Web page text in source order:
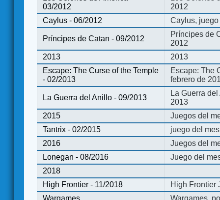
03/2012
2012
Caylus - 06/2012
Caylus,
Príncipes de Catan - 09/2012
Príncipes de
2012
2013
2013
Escape: The Curse of the Temple
- 02/2013
Escape: The
febrero de
La Guerra del Anillo - 09/2013
La Guerra
2013
2015
Juegos del
Tantrix - 02/2015
juego del
2016
Juegos del
Lonegan - 08/2016
Juego del
2018
High Frontier - 11/2018
High Frontier